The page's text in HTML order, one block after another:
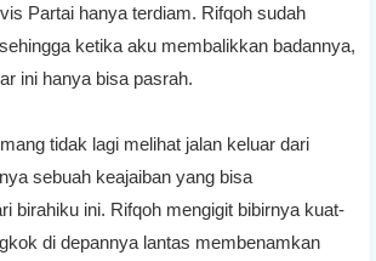
Partai hanya terdiam. Rifqoh sudah
ketika aku membalikkan badannya,
ini hanya bisa pasrah.
tidak lagi melihat jalan keluar dari
sebuah keajaiban yang bisa
birahiku ini. Rifqoh mengigit bibirnya kuat-
di depannya lantas membenamkan